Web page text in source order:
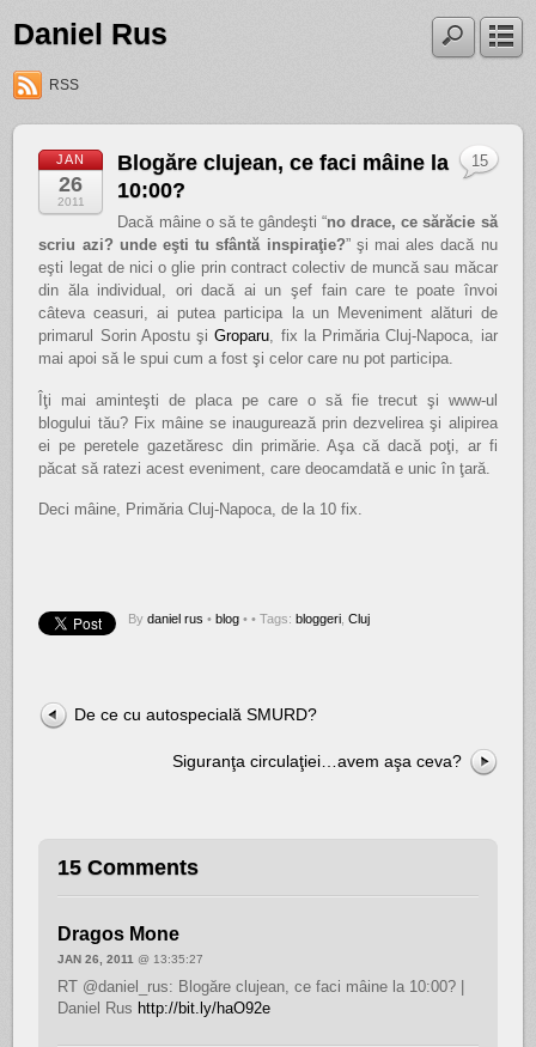
Daniel Rus
RSS
JAN
26
2011
Blogăre clujean, ce faci mâine la
10:00?
Dacă mâine o să te gândeşti “no drace, ce sărăcie să
scriu azi? unde eşti tu sfântă inspiraţie?” şi mai ales dacă nu
eşti legat de nici o glie prin contract colectiv de muncă sau măcar
din ăla individual, ori dacă ai un şef fain care te poate învoi
câteva ceasuri, ai putea participa la un Meveniment alături de
primarul Sorin Apostu şiGroparu, fix la Primăria Cluj-Napoca, iar
mai apoi să le spui cum a fost şi celor care nu pot participa.
Îţi mai aminteşti de placa pe care o să fie trecut şi www-ul
blogului tău? Fix mâine se inaugurează prin dezvelirea şi alipirea
ei pe peretele gazetăresc din primărie. Aşa că dacă poţi, ar fi
păcat să ratezi acest eveniment, care deocamdată e unic în ţară.
Deci mâine, Primăria Cluj-Napoca, de la 10 fix.
Bydaniel rus • blog •
15
• Tags:bloggeri ,Cluj
De ce cu autospecială SMURD?
Siguranţa circulaţiei…avem aşa ceva?
15 Comments
Dragos Mone
JAN 26, 2011@ 13:35:27
RT @daniel_rus: Blogăre clujean, ce faci mâine la 10:00? |
Daniel Rus http://bit.ly/haO92e